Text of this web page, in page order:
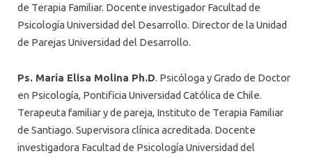
de Terapia Familiar. Docente investigador Facultad de
Psicología Universidad del Desarrollo. Director de la Unidad
de Parejas Universidad del Desarrollo.
Ps. María Elisa Molina Ph.D. Psicóloga y Grado de Doctor
en Psicología, Pontificia Universidad Católica de Chile.
Terapeuta familiar y de pareja, Instituto de Terapia Familiar
de Santiago. Supervisora clínica acreditada. Docente
investigadora Facultad de Psicología Universidad del